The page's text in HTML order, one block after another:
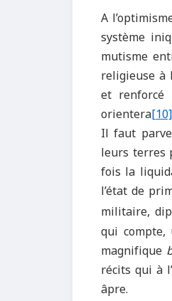
A
système
mutisme
religieuse à
et renforcé
orientera[10]
Il faut
leurs terres
fois la
l’état de
militaire,
qui
magnifique
récits qui à
âpre.